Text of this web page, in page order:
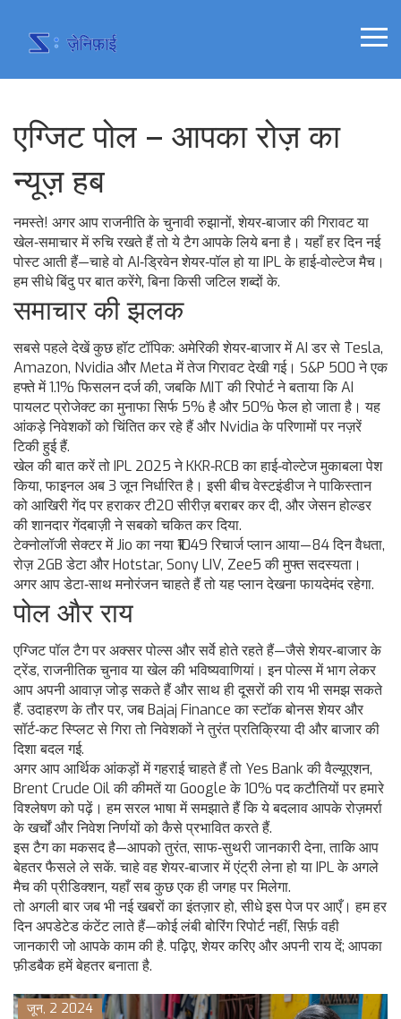
एग्जिट पोल – आपका रोज़ का
न्यूज़ हब
नमस्ते! अगर आप राजनीति के चुनावी रुझानों, शेयर‑बाजार की गिरावट या
खेल‑समाचार में रुचि रखते हैं तो ये टैग आपके लिये बना है। यहाँ हर दिन नई
पोस्ट आती हैं—चाहे वो AI‑ड्रिवेन शेयर‑पॉल हो या IPL के हाई‑वोल्टेज मैच।
हम सीधे बिंदु पर बात करेंगे, बिना किसी जटिल शब्दों के.
समाचार की झलक
सबसे पहले देखें कुछ हॉट टॉपिक: अमेरिकी शेयर‑बाजार में AI डर से Tesla,
Amazon, Nvidia और Meta में तेज गिरावट देखी गई। S&P 500 ने एक
हफ्ते में 1.1% फिसलन दर्ज की, जबकि MIT की रिपोर्ट ने बताया कि AI
पायलट प्रोजेक्ट का मुनाफा सिर्फ 5% है और 50% फेल हो जाता है। यह
आंकड़े निवेशकों को चिंतित कर रहे हैं और Nvidia के परिणामों पर नज़रें
टिकी हुई हैं.
खेल की बात करें तो IPL 2025 ने KKR‑RCB का हाई‑वोल्टेज मुकाबला पेश
किया, फाइनल अब 3 जून निर्धारित है। इसी बीच वेस्टइंडीज ने पाकिस्तान
को आखिरी गेंद पर हराकर टी20 सीरीज़ बराबर कर दी, और जेसन होल्डर
की शानदार गेंदबाज़ी ने सबको चकित कर दिया.
टेक्नोलॉजी सेक्टर में Jio का नया ₹1049 रिचार्ज प्लान आया—84 दिन वैधता,
रोज़ 2GB डेटा और Hotstar, Sony LIV, Zee5 की मुफ्त सदस्यता।
अगर आप डेटा‑साथ मनोरंजन चाहते हैं तो यह प्लान देखना फायदेमंद रहेगा.
पोल और राय
एग्जिट पॉल टैग पर अक्सर पोल्स और सर्वे होते रहते हैं—जैसे शेयर‑बाजार के
ट्रेंड, राजनीतिक चुनाव या खेल की भविष्यवाणियां। इन पोल्स में भाग लेकर
आप अपनी आवाज़ जोड़ सकते हैं और साथ ही दूसरों की राय भी समझ सकते
हैं. उदाहरण के तौर पर, जब Bajaj Finance का स्टॉक बोनस शेयर और
सॉर्ट‑कट स्प्लिट से गिरा तो निवेशकों ने तुरंत प्रतिक्रिया दी और बाजार की
दिशा बदल गई.
अगर आप आर्थिक आंकड़ों में गहराई चाहते हैं तो Yes Bank की वैल्यूएशन,
Brent Crude Oil की कीमतें या Google के 10% पद कटौतियों पर हमारे
विश्लेषण को पढ़ें। हम सरल भाषा में समझाते हैं कि ये बदलाव आपके रोज़मर्रा
के खर्चों और निवेश निर्णयों को कैसे प्रभावित करते हैं.
इस टैग का मकसद है—आपको तुरंत, साफ‑सुथरी जानकारी देना, ताकि आप
बेहतर फैसले ले सकें. चाहे वह शेयर‑बाजार में एंट्री लेना हो या IPL के अगले
मैच की प्रीडिक्शन, यहाँ सब कुछ एक ही जगह पर मिलेगा.
तो अगली बार जब भी नई खबरों का इंतज़ार हो, सीधे इस पेज पर आएँ। हम हर
दिन अपडेटेड कंटेंट लाते हैं—कोई लंबी बोरिंग रिपोर्ट नहीं, सिर्फ़ वही
जानकारी जो आपके काम की है. पढ़िए, शेयर करिए और अपनी राय दें; आपका
फ़ीडबैक हमें बेहतर बनाता है.
जून, 2 2024